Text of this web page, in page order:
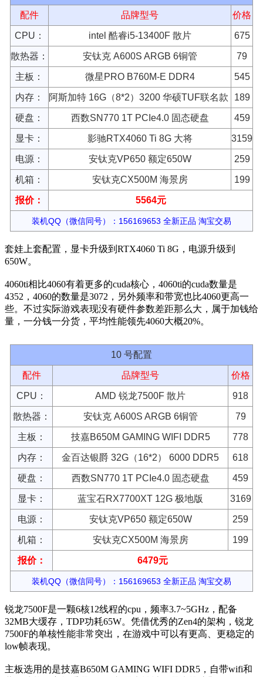
配件 品牌型号 价格
CPU： intel 酷睿i5-13400F 散片 675
散热器： 安钛克 A600S ARGB 6铜管 79
主板： 微星PRO B760M-E DDR4 545
内存： 阿斯加特 16G（8*2）3200 华硕TUF联名款 189
硬盘： 西数SN770 1T PCIe4.0 固态硬盘 459
显卡： 影驰RTX4060 Ti 8G 大将 3159
电源： 安钛克VP650 额定650W 259
机箱： 安钛克CX500M 海景房 199
报价： 5564元
装机QQ（微信同号）：156169653 全新正品 淘宝交易
套娃上套配置，显卡升级到RTX4060 Ti 8G，电源升级到
650W。
4060ti相比4060有着更多的cuda核心，4060ti的cuda数量是
4352，4060的数量是3072，另外频率和带宽也比4060更高一
些。不过实际游戏表现没有硬件参数差距那么大，属于加钱给
量，一分钱一分货，平均性能领先4060大概20%。
10 号配置
配件 品牌型号 价格
CPU： AMD 锐龙7500F 散片 918
散热器： 安钛克 A600S ARGB 6铜管 79
主板： 技嘉B650M GAMING WIFI DDR5 778
内存： 金百达银爵 32G（16*2） 6000 DDR5 618
硬盘： 西数SN770 1T PCIe4.0 固态硬盘 459
显卡： 蓝宝石RX7700XT 12G 极地版 3169
电源： 安钛克VP650 额定650W 259
机箱： 安钛克CX500M 海景房 199
报价： 6479元
装机QQ（微信同号）：156169653 全新正品 淘宝交易
锐龙7500F是一颗6核12线程的cpu，频率3.7~5GHz，配备
32MB大缓存，TDP功耗65W。凭借优秀的Zen4的架构，锐龙
7500F的单核性能非常突出，在游戏中可以有更高、更稳定的
low帧表现。
主板选用的是技嘉B650M GAMING WIFI DDR5，自带wifi和